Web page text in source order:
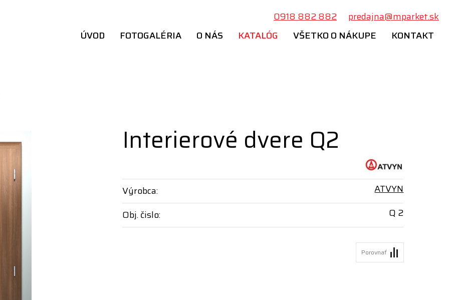
ÚVOD FOTOGALÉRIA O NÁS KATALÓG VŠETKO O NÁKUPE KONTAKT
0918 882 882 predajna@mparket.sk
Interierové dvere Q2
Výrobca:
ATVYN
Obj. čislo:
Q 2
Porovnať